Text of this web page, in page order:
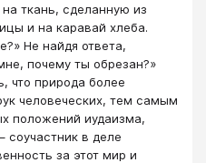
ткань, сделанную из
и на каравай хлеба.
Не найдя ответа,
почему ты обрезан?»
что природа более
человеческих, тем самым
положений иудаизма,
соучастник в деле
за этот мир и